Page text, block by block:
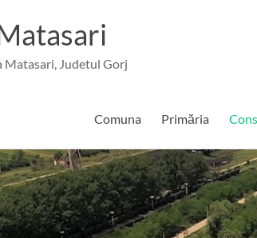
Matasari, Judetul Gorj
Comuna Primăria